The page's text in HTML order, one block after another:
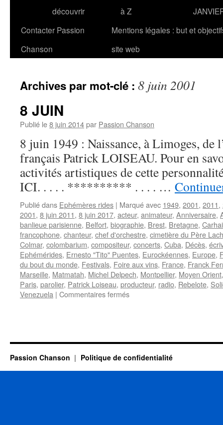
découvrir
à Z
Contacter Passion
Chanson
Mentions légales : but et
site web
Archives par mot-clé : 8 juin 2001
8 JUIN
Publié le8 juin 2014par Passion Chanson
8 juin 1949 : Naissance, à Limoges, de
français Patrick LOISEAU. Pour en
activités artistiques de cette
ICI. . . . . ********** . . . . …
Publié dans Ephémères rides | Marqué avec 1949, 2001, 2011,
2001, 8 juin 2011, 8 juin 2017, acteur, animateur, Anniversaire,
banlieue parisienne, Belfort, biographie, Brest, Bretagne,
francophone, chanteur, chef d'orchestre, cimetière du Père
Colmar, colombarium, compositeur, concerts, Cuba, Décès,
Ephémérides, Ernesto "Tito" Puentes, Eurockéennes, Europe,
du bout du monde, Festivals, Foire aux vins, France, Franck
Marseille, Matmatah, Michel Delpech, Montpellier, Moyen Orient
Paris, parolier, Patrick Loiseau, producteur, radio, Rebelote,
Venezuela | Commentaires ferméssur
Passion Chanson Politique de confidentialité